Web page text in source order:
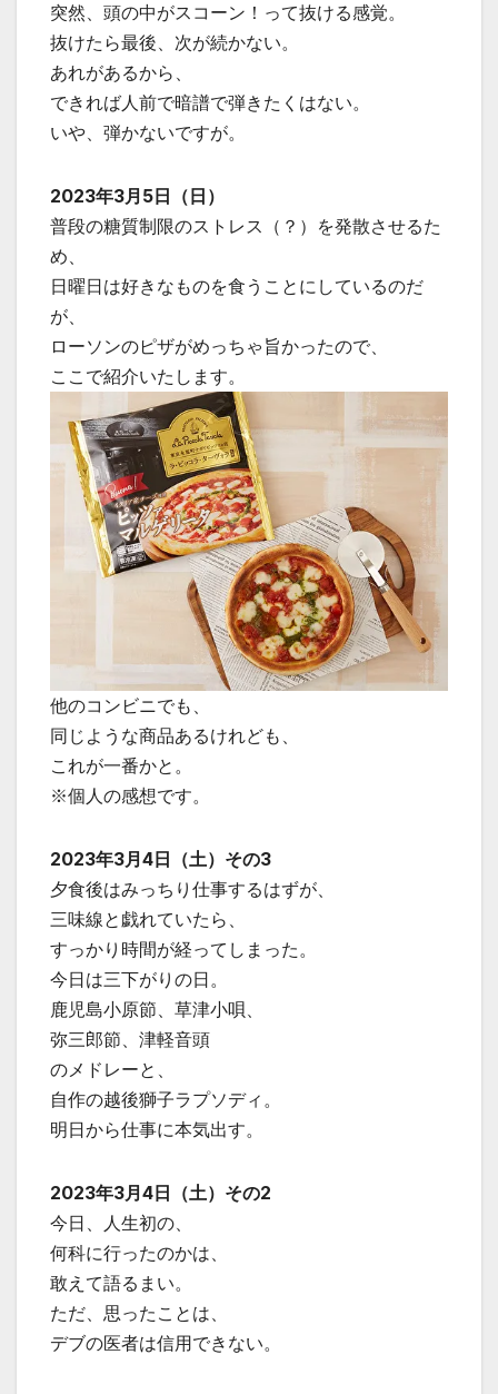
突然、頭の中がスコーン！って抜ける感覚。
抜けたら最後、次が続かない。
あれがあるから、
できれば人前で暗譜で弾きたくはない。
いや、弾かないですが。
2023年3月5日（日）
普段の糖質制限のストレス（？）を発散させるた
め、
日曜日は好きなものを食うことにしているのだ
が、
ローソンのピザがめっちゃ旨かったので、
ここで紹介いたします。
他のコンビニでも、
同じような商品あるけれども、
これが一番かと。
※個人の感想です。
2023年3月4日（土）その3
夕食後はみっちり仕事するはずが、
三味線と戯れていたら、
すっかり時間が経ってしまった。
今日は三下がりの日。
鹿児島小原節、草津小唄、
弥三郎節、津軽音頭
のメドレーと、
自作の越後獅子ラプソディ。
明日から仕事に本気出す。
2023年3月4日（土）その2
今日、人生初の、
何科に行ったのかは、
敢えて語るまい。
ただ、思ったことは、
デブの医者は信用できない。